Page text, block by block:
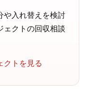
や入れ替えを検討
ェクトの回収相談
クトを見る